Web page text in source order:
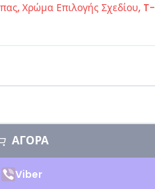
Χρώμα Επιλογής Σχεδίου,
ΑΓΟΡΑ
Viber